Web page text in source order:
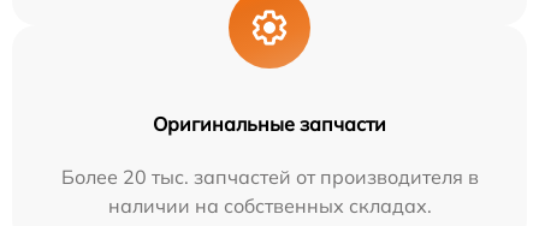
Оригинальные запчасти
Более 20 тыс. запчастей от производителя в
наличии на собственных складах.